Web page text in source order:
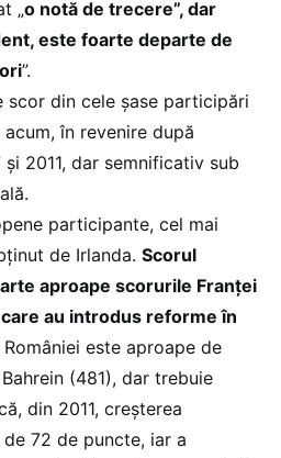
„o notă de trecere”, dar
este foarte departe de
”.
scor din cele șase participări
acum, în revenire după
2011, dar semnificativ sub
participante, cel mai
de Irlanda. Scorul
aproape scorurile Franței
au introdus reforme în
României este aproape de
(481), dar trebuie
din 2011, creșterea
72 de puncte, iar a